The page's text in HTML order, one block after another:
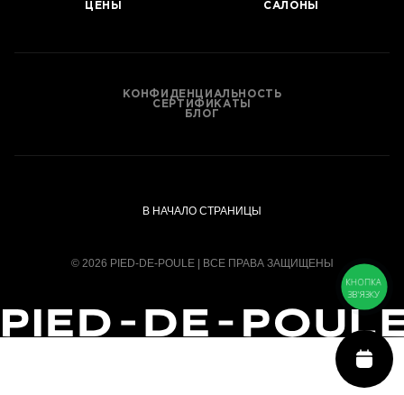
ЦЕНЫ САЛОНЫ
КОНФИДЕНЦИАЛЬНОСТЬ
СЕРТИФИКАТЫ
БЛОГ
В НАЧАЛО СТРАНИЦЫ
© 2026 PIED-DE-POULE | ВСЕ ПРАВА ЗАЩИЩЕНЫ
КНОПКА
ЗВ'ЯЗКУ